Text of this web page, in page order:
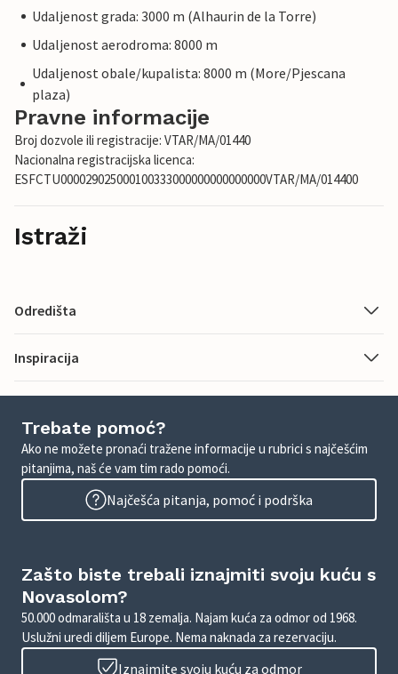
Udaljenost grada: 3000 m (Alhaurin de la Torre)
Udaljenost aerodroma: 8000 m
Udaljenost obale/kupalista: 8000 m (More/Pjescana
plaza)
Pravne informacije
Broj dozvole ili registracije: VTAR/MA/01440
Nacionalna registracijska licenca:
ESFCTU000029025000100333000000000000000VTAR/MA/014400
Istraži
Odredišta
Inspiracija
Trebate pomoć?
Ako ne možete pronaći tražene informacije u rubrici s najčešćim
pitanjima, naš će vam tim rado pomoći.
Najčešća pitanja, pomoć i podrška
Zašto biste trebali iznajmiti svoju kuću s
Novasolom?
50.000 odmarališta u 18 zemalja. Najam kuća za odmor od 1968.
Uslužni uredi diljem Europe. Nema naknada za rezervaciju.
Iznajmite svoju kuću za odmor